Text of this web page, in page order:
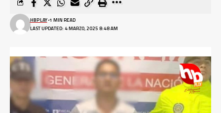
LAST UPDATED: 4 MARZO, 2025 8:48 AM
HBPLAY 1 MIN READ